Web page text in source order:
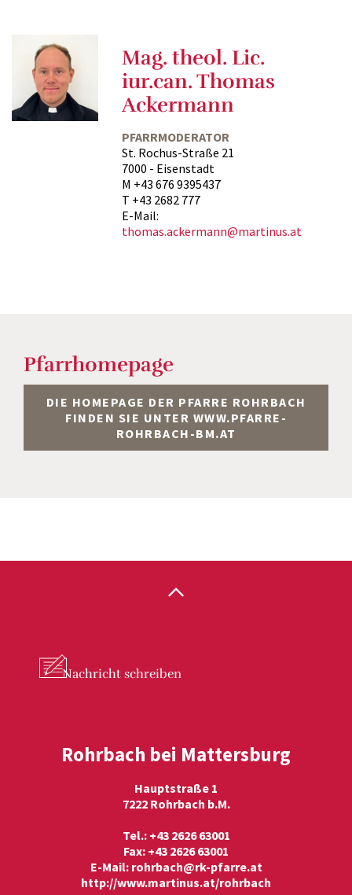
Mag. theol. Lic.
iur.can. Thomas
Ackermann
PFARRMODERATOR
St. Rochus-Straße 21
7000 - Eisenstadt
M +43 676 9395437
T +43 2682 777
E-Mail:
thomas.ackermann@martinus.at
Pfarrhomepage
DIE HOMEPAGE DER PFARRE ROHRBACH
FINDEN SIE UNTER WWW.PFARRE-
ROHRBACH-BM.AT
Nachricht schreiben
Rohrbach bei Mattersburg
Hauptstraße 1
7222 Rohrbach b.M.
Tel.: +43 2626 63001
Fax: +43 2626 63001
E-Mail: rohrbach@rk-pfarre.at
http://www.martinus.at/rohrbach